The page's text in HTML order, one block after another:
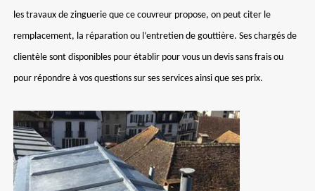
les travaux de zinguerie que ce couvreur propose, on peut citer le
remplacement, la réparation ou l’entretien de gouttière. Ses chargés de
clientèle sont disponibles pour établir pour vous un devis sans frais ou
pour répondre à vos questions sur ses services ainsi que ses prix.